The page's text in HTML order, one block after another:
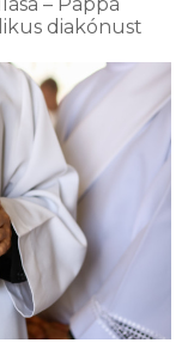
diakónust